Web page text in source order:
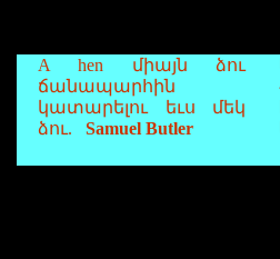
A hen միայն ձու
ճանապարհին
կատարելու եւս մեկ
ձու. Samuel Butler